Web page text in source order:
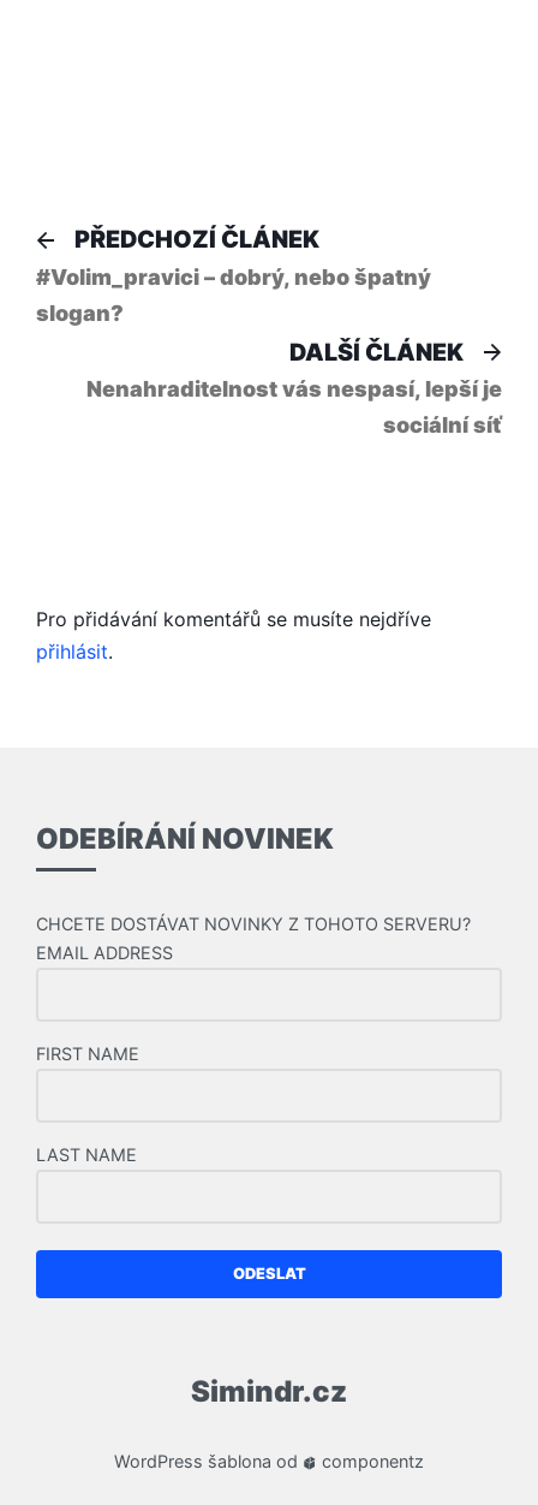
Navigace
pro
příspěvek
PŘEDCHOZÍ ČLÁNEKPředchozí
článek:
#Volim_pravici – dobrý, nebo špatný
slogan?
DALŠÍ ČLÁNEK
Nenahraditelnost vás nespasí, lepší je
sociální síť
Pro přidávání komentářů se musíte nejdříve
přihlásit.
Simindr.cz
WordPress šablona od componentz
ODEBÍRÁNÍ NOVINEK
CHCETE DOSTÁVAT NOVINKY Z TOHOTO SERVERU?
EMAIL ADDRESS
FIRST NAME
LAST NAME
ODESLAT